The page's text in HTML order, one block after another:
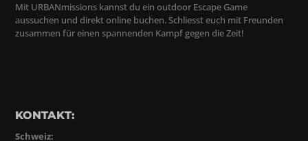
Mit URBANmissions kannst du ein outdoor Escape Game
aussuchen und direkt online buchen. Schliesst euch mit Freunden
zusammen für einen spannenden Kampf gegen die Zeit!
KONTAKT:
Schweiz: